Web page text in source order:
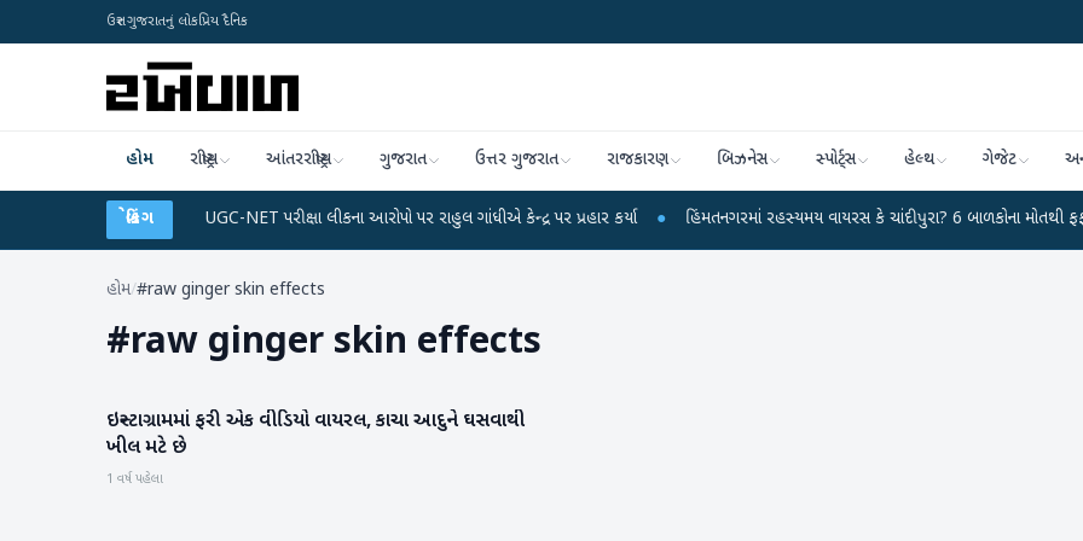
ઉત્તર ગુજરાતનું લોકપ્રિય દૈનિક
હોમ રાષ્ટ્રીય આંતરરાષ્ટ્રીય ગુજરાત ઉત્તર ગુજરાત રાજકારણ બિઝનેસ સ્પોર્ટ્સ હેલ્થ ગેજેટ
બ્રેકિંગUGC-NET પરીક્ષા લીકના આરોપો પર રાહુલ ગાંધીએ કેન્દ્ર પર પ્રહાર કર્યા ● હિંમતનગરમાં રહસ્યમય વાયરસ કે ચાંદીપુરા? 6 બાળકોના મોતથી ફફડાટ ●
હોમ/#raw ginger skin effects
#raw ginger skin effects
આરોગ્ય
ઇન્સ્ટાગ્રામમાં ફરી એક વીડિયો વાયરલ, કાચા આદુને ઘસવાથી
ખીલ મટે છે
1 વર્ષ પહેલા